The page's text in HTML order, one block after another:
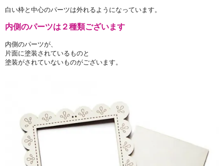
白い枠と中心のパーツは外れるようになっています。
内側のパーツは２種類ございます
内側のパーツが、
片面に塗装されているものと
塗装がされていないものがございます。